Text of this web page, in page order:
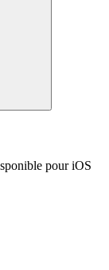
pour iOS